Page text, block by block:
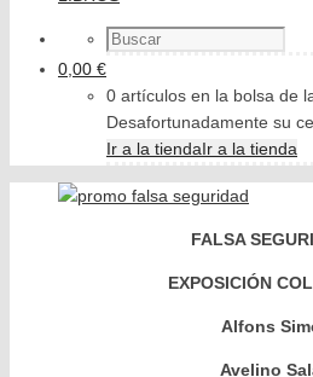
0,00 €
0 artículos en la bolsa de
Desafortunadamente su
Ir a la tiendaIr a la tienda
FALSA
EXPOSICIÓN
Alfons
Avelino